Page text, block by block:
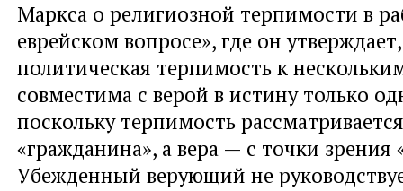
Маркса о религиозной терпимости в
еврейском вопросе», где он
политическая терпимость к
совместима с верой в истину только
поскольку терпимость
«гражданина», а вера — с точки зрения
Убежденный верующий не